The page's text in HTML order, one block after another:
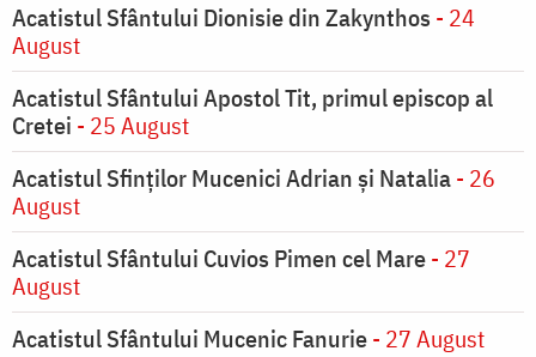
Acatistul Sfântului Dionisie din Zakynthos - 24
August
Acatistul Sfântului Apostol Tit, primul episcop al
Cretei - 25 August
Acatistul Sfinților Mucenici Adrian și Natalia- 26
August
Acatistul Sfântului Cuvios Pimen cel Mare- 27
August
Acatistul Sfântului Mucenic Fanurie- 27 August